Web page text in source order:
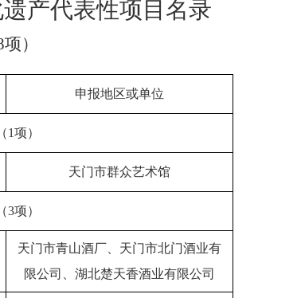
产代表性项目名录
）
申报地区或单位
1项）
天门市群众艺术馆
3项）
天门市青山酒厂、 天门市北门酒业有
限公司、 湖北楚天香酒业有限公司